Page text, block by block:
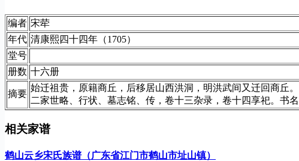
编者 宋荦
年代 清康熙四十四年（1705）
堂号
册数 十六册
摘要
始迁祖贵，原籍商丘，后移居山西洪洞，明洪武间又迁回商丘
二家世略、行状、墓志铭、传，卷十三杂录，卷十四享祀。书
相关家谱
鹤山云乡宋氏族谱（广东省江门市鹤山市址山镇）